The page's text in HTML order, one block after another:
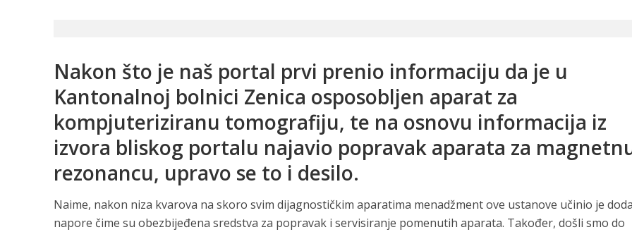
Nakon što je naš portal prvi prenio informaciju da je u
Kantonalnoj bolnici Zenica osposobljen aparat za
kompjuteriziranu tomografiju, te na osnovu informacija iz
izvora bliskog portalu najavio popravak aparata za
rezonancu, upravo se to i desilo.
Naime, nakon niza kvarova na skoro svim dijagnostičkim aparatima menadžment ove ustanove učinio je
napore čime su obezbijeđena sredstva za popravak i servisiranje pomenutih aparata. Također, došli smo do